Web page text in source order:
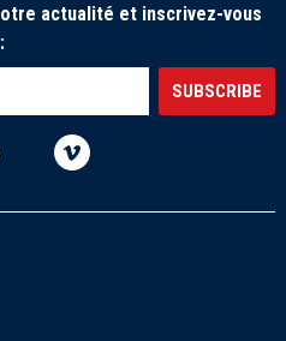
actualité et inscrivez-vous